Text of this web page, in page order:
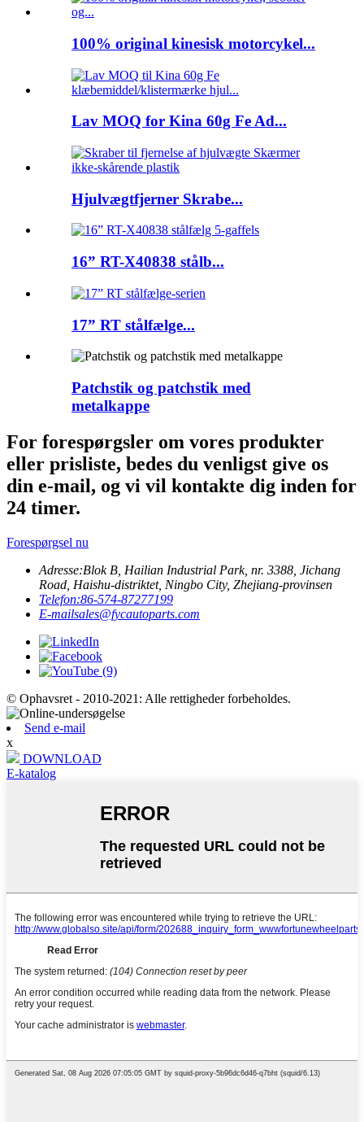
100% original kinesisk motorcykel...
Lav MOQ for Kina 60g Fe Ad...
Hjulvægtfjerner Skrabe...
16” RT-X40838 stålb...
17” RT stålfælge...
Patchstik og patchstik med
metalkappe
For forespørgsler om vores produkter
eller prisliste, bedes du venligst give os
din e-mail, og vi vil kontakte dig inden for
24 timer.
Forespørgsel nu
Adresse:Blok B, Hailian Industrial Park, nr. 3388, Jichang
Road, Haishu-distriktet, Ningbo City, Zhejiang-provinsen
Telefon:86-574-87277199
E-mailsales@fycautoparts.com
© Ophavsret - 2010-2021: Alle rettigheder forbeholdes.
Send e-mail
x
DOWNLOAD
E-katalog